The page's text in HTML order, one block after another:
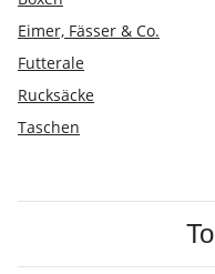
Eimer, Fässer & Co.
Futterale
Rucksäcke
Taschen